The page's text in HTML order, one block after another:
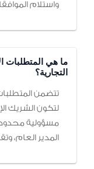
واستلام
ما هي المتطلبات
التجارية؟
تتضمن
لتكون الشريك
مسؤولية
المدير العام،